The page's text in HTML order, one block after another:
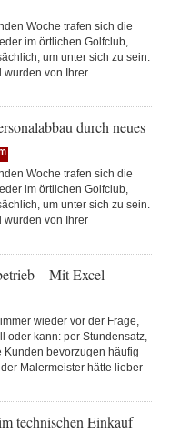
Woche trafen sich die
im örtlichen Golfclub,
um unter sich zu sein.
wurden von Ihrer
durch neues
Woche trafen sich die
im örtlichen Golfclub,
um unter sich zu sein.
wurden von Ihrer
– Mit Excel-
wieder vor der Frage,
oder kann: per Stundensatz,
Kunden bevorzugen häufig
Malermeister hätte lieber
technischen Einkauf